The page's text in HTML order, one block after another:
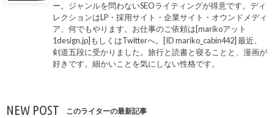
ー。ジャンルを問わないSEOライティングが得意です。ディ
レクションはLP・採用サイト・企業サイト・オウンドメディ
ア、何でもやります。お仕事のご依頼は[marikoアット
1design.jp]もしくはTwitterへ。[ID mariko_cabin442] 最近、
剣道五段に受かりました。旅行と読書と寝ることと、漫画が
好きです。細かいことを気にしない性格です。
NEW POST このライターの最新記事